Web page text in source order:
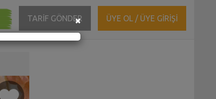
TARİF GÖNDER ÜYE OL / ÜYE GİRİŞİ
×Close